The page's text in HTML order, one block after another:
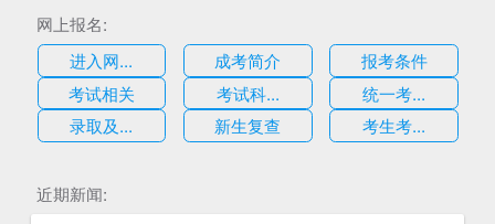
网上报名:
进入网...
成考简介
报考条件
考试相关
考试科...
统一考...
录取及...
新生复查 考生考...
近期新闻: